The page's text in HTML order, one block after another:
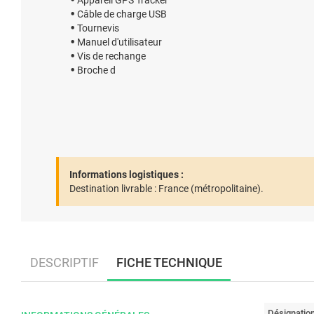
Câble de charge USB
Tournevis
Manuel d'utilisateur
Vis de rechange
Broche d
Informations logistiques :
Destination livrable : France (métropolitaine).
DESCRIPTIF FICHE TECHNIQUE